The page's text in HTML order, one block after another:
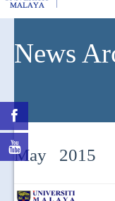
News
May 2015